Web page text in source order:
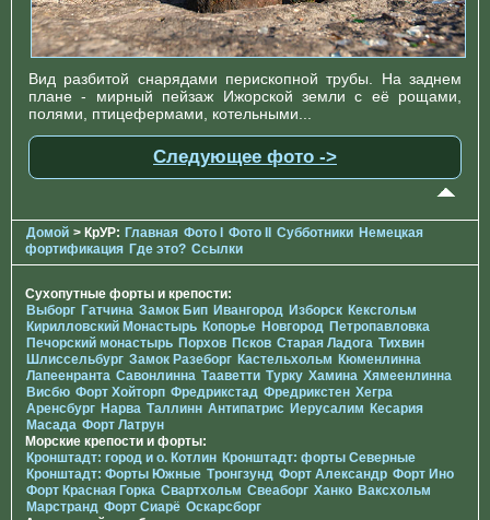
Вид разбитой снарядами перископной трубы. На заднем
плане - мирный пейзаж Ижорской земли с её рощами,
полями, птицефермами, котельными...
Следующее фото ->
Домой > КрУР: Главная Фото I Фото II Субботники Немецкая
фортификация Где это? Ссылки
Сухопутные форты и крепости:
Выборг Гатчина Замок Бип Ивангород Изборск Кексгольм
Кирилловский Монастырь Копорье Новгород Петропавловка
Печорcкий монастырь Порхов Псков Старая Ладога Тихвин
Шлиссельбург Замок Разеборг Кастельхольм Кюменлинна
Лапеенранта Савонлинна Тааветти Турку Хамина Хямеенлинна
Висбю Форт Хойторп Фредрикстад Фредрикстен Хегра
Аренсбург Нарва Таллинн Антипатрис Иерусалим Кесария
Масада Форт Латрун
Морские крепости и форты:
Кронштадт: город и о. Котлин Кронштадт: форты Северные
Кронштадт: Форты Южные Тронгзунд Форт Александр Форт Ино
Форт Красная Горка Свартхольм Свеаборг Ханко Ваксхольм
Марстранд Форт Сиарё Оскарсборг